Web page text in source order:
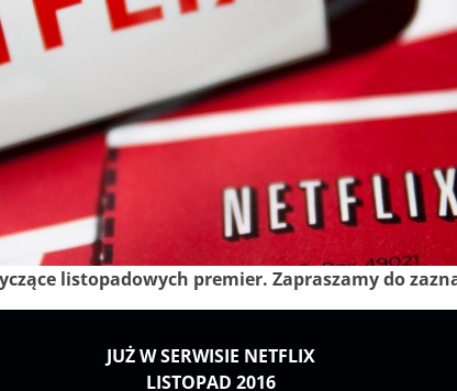
listopadowych premier. Zapraszamy do
JUŻ W SERWISIE NETFLIX
LISTOPAD 2016